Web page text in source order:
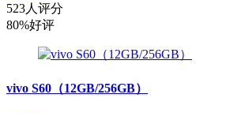
523人评分
80%好评
vivo S60（12GB/256GB）